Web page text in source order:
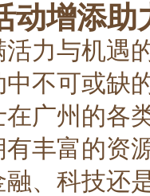
动增添助
力与机遇
不可或缺
广州的各
丰富的资
融、科技还